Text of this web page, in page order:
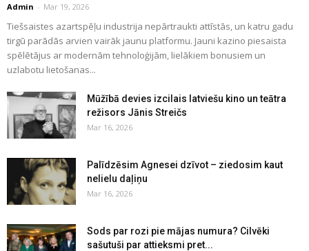
Admin - Mar 19, 2026
Tiešsaistes azartspēļu industrija nepārtraukti attīstās, un katru gadu
tirgū parādās arvien vairāk jaunu platformu. Jauni kazino piesaista
spēlētājus ar modernām tehnoloģijām, lielākiem bonusiem un
uzlabotu lietošanas...
Mūžībā devies izcilais latviešu kino un teātra
režisors Jānis Streičs
Mar 16, 2026
Palīdzēsim Agnesei dzīvot – ziedosim kaut
nelielu daļiņu
Mar 16, 2026
Sods par rozi pie mājas numura? Cilvēki
sašutuši par attieksmi pret...